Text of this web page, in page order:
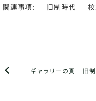
関連事項: 旧制時代
ギャラリーの頁 旧